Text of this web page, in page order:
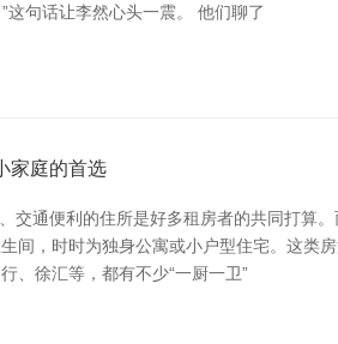
句话让李然心头一震。 他们聊了
家庭的首选
通便利的住所是好多租房者的共同打算。
，时时为独身公寓或小户型住宅。这类
、徐汇等，都有不少“一厨一卫”